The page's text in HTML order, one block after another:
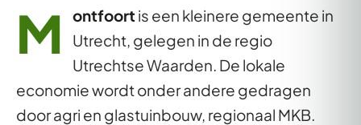
M ontfoortis een kleinere gemeente in
Utrecht, gelegen in de regio
Utrechtse Waarden. De lokale
economie wordt onder andere gedragen
door agri en glastuinbouw, regionaal MKB.